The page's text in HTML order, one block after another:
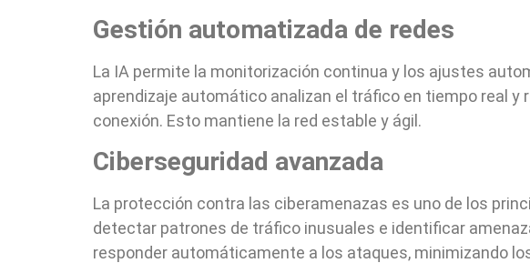
Gestión automatizada de redes
La IA permite la monitorización continua y los ajustes
aprendizaje automático analizan el tráfico en tiempo real
conexión. Esto mantiene la red estable y ágil.
Ciberseguridad avanzada
La protección contra las ciberamenazas es uno de los
detectar patrones de tráfico inusuales e identificar
responder automáticamente a los ataques, minimizando